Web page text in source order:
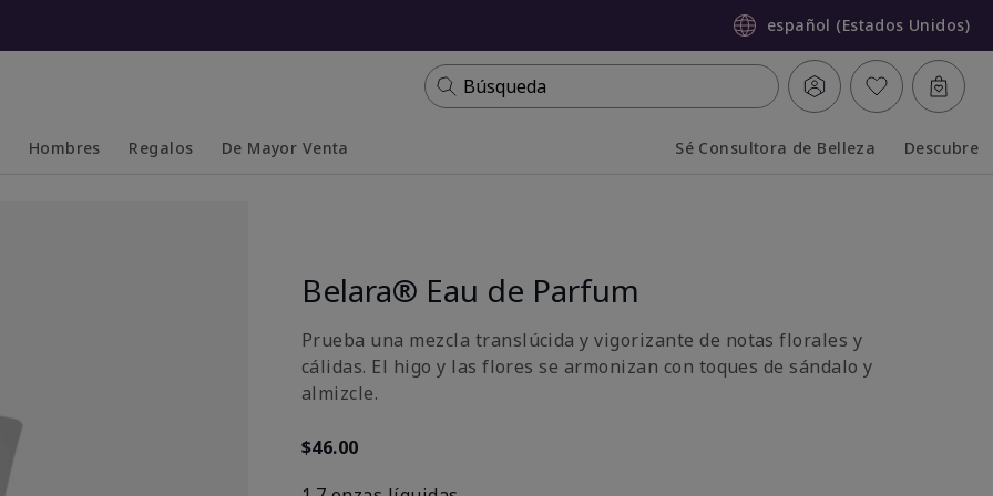
español (Estados Unidos)
Búsqueda
Hombres Regalos De Mayor Venta Sé Consultora de Belleza Descubre
Belara® Eau de Parfum
Prueba una mezcla translúcida y vigorizante de notas florales y
cálidas. El higo y las flores se armonizan con toques de sándalo y
almizcle.
$46.00